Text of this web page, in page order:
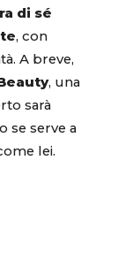
di sé
, con
A breve,
, una
sarà
se serve a
lei.